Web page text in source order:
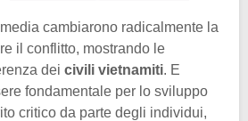
cambiarono radicalmente la
il conflitto, mostrando le
dei civili vietnamiti. E
fondamentale per lo sviluppo
critico da parte degli individui,